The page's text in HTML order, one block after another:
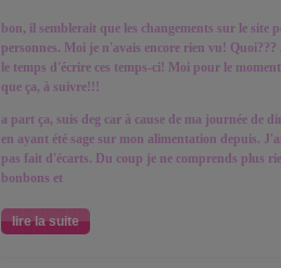
bon, il semblerait que les changements sur le site
personnes. Moi je n'avais encore rien vu!
le temps d'écrire ces temps-ci! Moi pour le
que ça, à suivre!!!
a part ça, suis deg car à cause de ma journée de
en ayant été sage sur mon alimentation depuis.
pas fait d'écarts. Du coup je ne comprends plus
bonbons et
lire la suite